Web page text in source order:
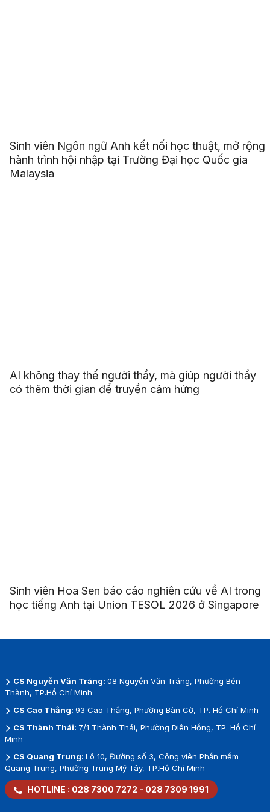
Sinh viên Ngôn ngữ Anh kết nối học thuật, mở rộng
hành trình hội nhập tại Trường Đại học Quốc gia
Malaysia
AI không thay thế người thầy, mà giúp người thầy
có thêm thời gian để truyền cảm hứng
Sinh viên Hoa Sen báo cáo nghiên cứu về AI trong
học tiếng Anh tại Union TESOL 2026 ở Singapore
CS Nguyễn Văn Tráng: 08 Nguyễn Văn Tráng, Phường Bến
Thành, TP.Hồ Chí Minh
CS Cao Thắng: 93 Cao Thắng, Phường Bàn Cờ, TP. Hồ Chí Minh
CS Thành Thái: 7/1 Thành Thái, Phường Diên Hồng, TP. Hồ Chí
Minh
CS Quang Trung: Lô 10, Đường số 3, Công viên Phần mềm
Quang Trung, Phường Trung Mỹ Tây, TP.Hồ Chí Minh
HOTLINE : 028 7300 7272 - 028 7309 1991